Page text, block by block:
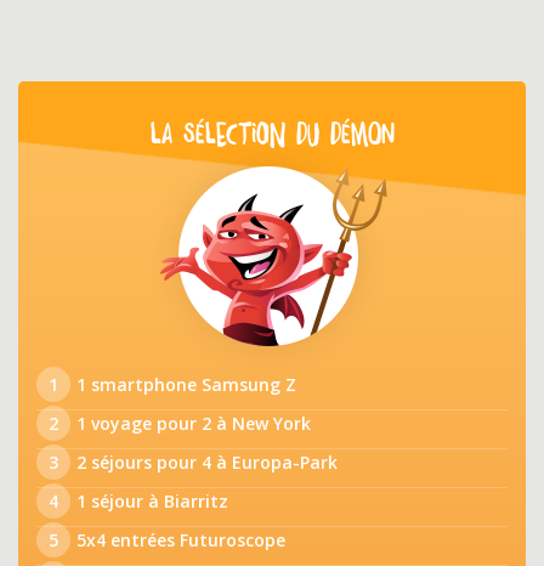
LA SÉLECTION DU DÉMON
1
1 smartphone Samsung Z
2
1 voyage pour 2 à New York
3
2 séjours pour 4 à Europa-Park
4
1 séjour à Biarritz
5
5x4 entrées Futuroscope